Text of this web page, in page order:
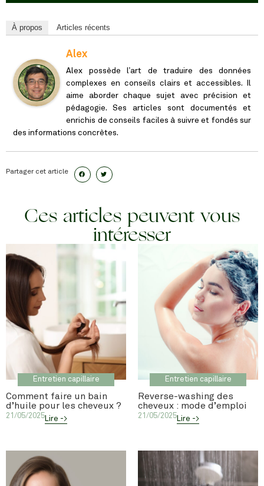
À propos Articles récents
Alex
Alex possède l’art de traduire des données
complexes en conseils clairs et accessibles. Il
aime aborder chaque sujet avec précision et
pédagogie. Ses articles sont documentés et
enrichis de conseils faciles à suivre et fondés sur
des informations concrètes.
Partager cet article
Ces articles peuvent vous
intéresser
Entretien capillaire
Comment faire un bain
d’huile pour les cheveux ?
21/05/2025Lire ->
Entretien capillaire
Reverse-washing des
cheveux : mode d’emploi
21/05/2025Lire ->